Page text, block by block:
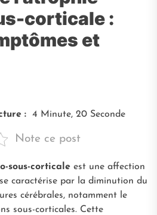
corticale :
et
: 4 Minute, 20 Seconde
Note ce post
sous-corticaleest une affection
caractérise par la diminution du
cérébrales, notamment le
sous-corticales. Cette